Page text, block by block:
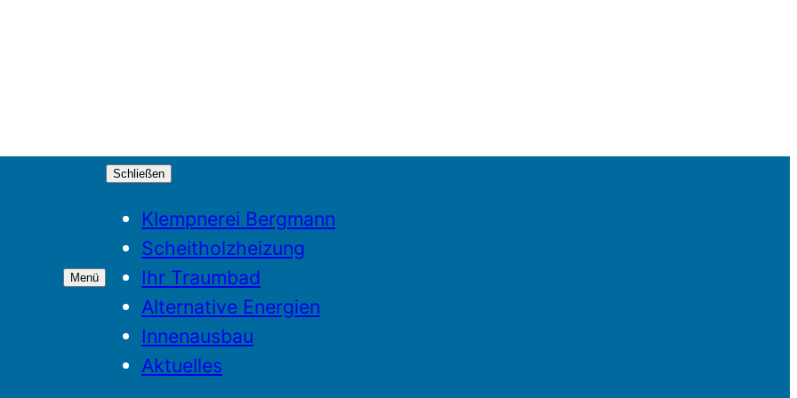
Menü
Schließen
Klempnerei Bergmann
Scheitholzheizung
Ihr Traumbad
Alternative Energien
Innenausbau
Aktuelles